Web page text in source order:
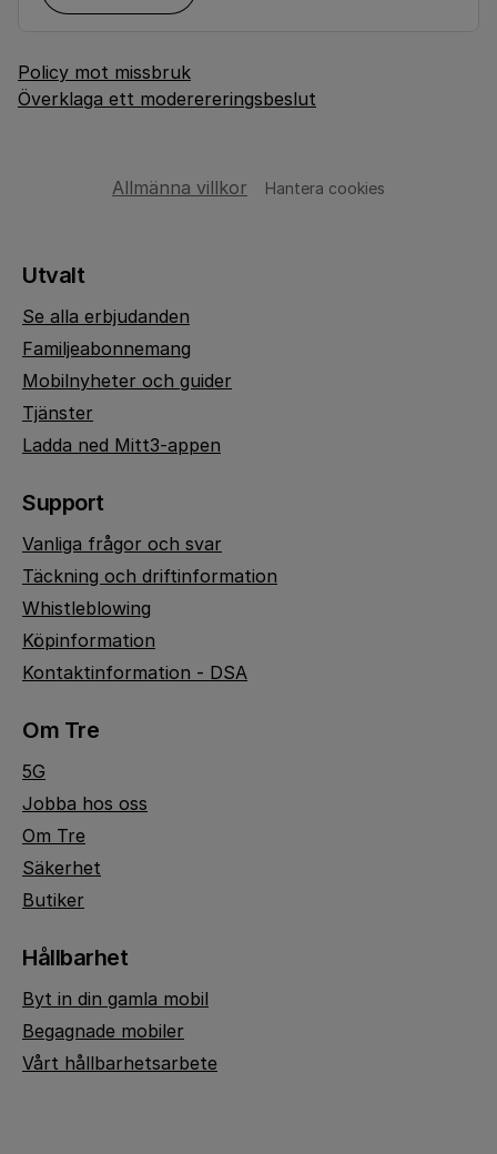
Policy mot missbruk
Överklaga ett moderereringsbeslut
Allmänna villkor Hantera cookies
Utvalt
Se alla erbjudanden
Familjeabonnemang
Mobilnyheter och guider
Tjänster
Ladda ned Mitt3-appen
Support
Vanliga frågor och svar
Täckning och driftinformation
Whistleblowing
Köpinformation
Kontaktinformation - DSA
Om Tre
5G
Jobba hos oss
Om Tre
Säkerhet
Butiker
Hållbarhet
Byt in din gamla mobil
Begagnade mobiler
Vårt hållbarhetsarbete